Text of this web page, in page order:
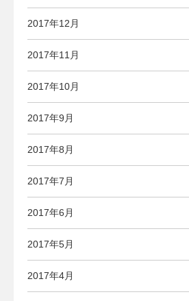
2017年12月
2017年11月
2017年10月
2017年9月
2017年8月
2017年7月
2017年6月
2017年5月
2017年4月